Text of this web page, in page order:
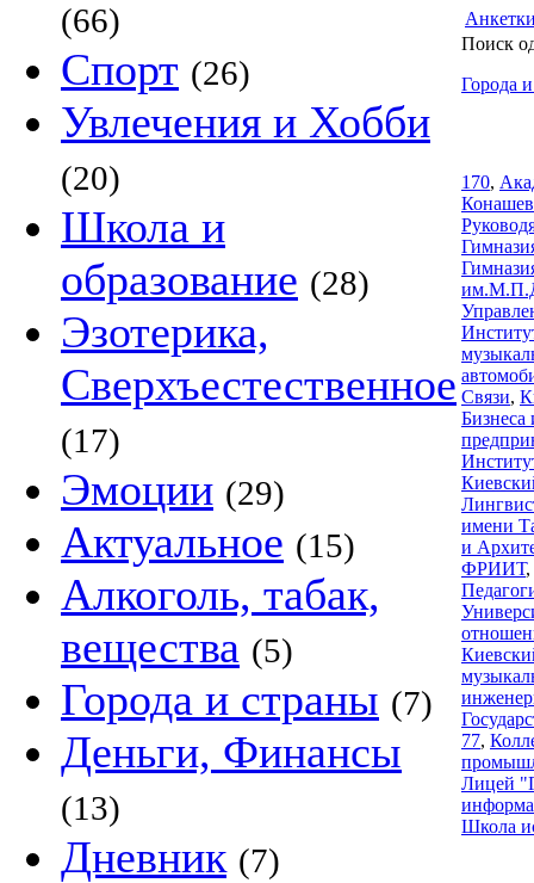
(66)
Спорт (26)
Увлечения и Хобби
(20)
Школа и
образование (28)
Эзотерика,
Сверхъестественное
(17)
Эмоции (29)
Актуальное (15)
Алкоголь, табак,
вещества (5)
Города и страны (7)
Деньги, Финансы
(13)
Дневник (7)
Поиск
Города
170,
Связи,
Бизнеса
имени
и
ФРИИТ,
77,
Лицей
Школа